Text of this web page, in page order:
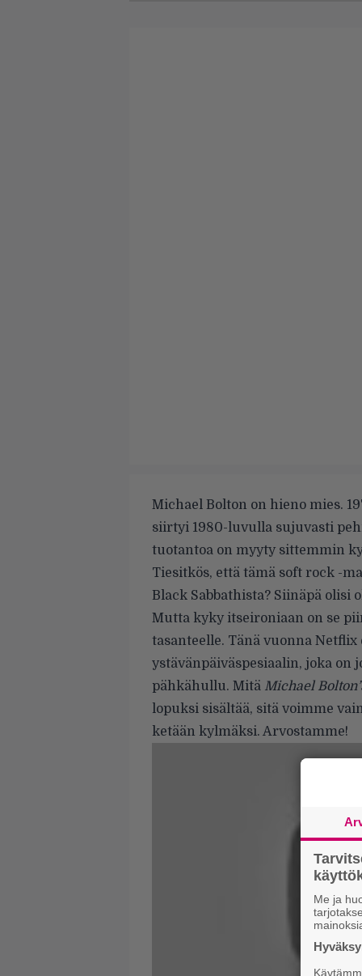
Michael Bolton on hieno mies.
siirtyi 1980-luvulla sujuvasti
tuotantoa on myyty sittemmin
Tiesitkös, että tämä soft rock -
Black Sabbathista? Siinäpä olisi
Mutta kyky itseironiaan on se
tasanteelle. Tänä vuonna
ystävänpäiväspesiaalin, joka on
pähkähullu. Mitä Michael
lopuksi sisältää, sitä voimme
ketään kylmäksi. Arvostamme!
Me ja